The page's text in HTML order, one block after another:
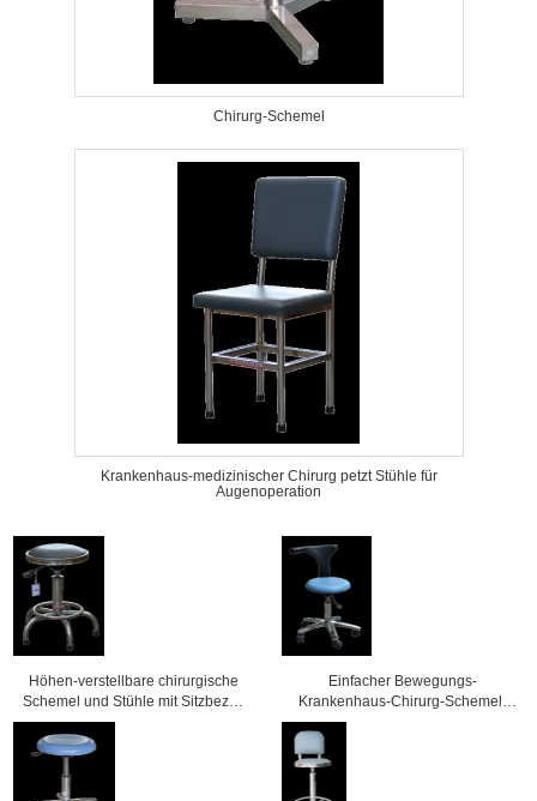
Chirurg-Schemel
Krankenhaus-medizinischer Chirurg petzt Stühle für
Augenoperation
Höhen-verstellbare chirurgische
Schemel und Stühle mit Sitzbezug
der Rad-/PU
Einfacher Bewegungs-
Krankenhaus-Chirurg-Schemel,
Operationsraum petzt